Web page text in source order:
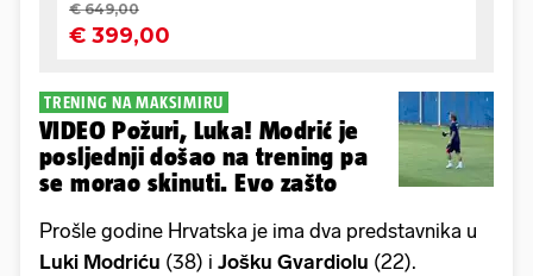
TRENING NA MAKSIMIRU
VIDEO Požuri, Luka! Modrić je
posljednji došao na trening pa
se morao skinuti. Evo zašto
Prošle godine Hrvatska je ima dva predstavnika u
Luki Modriću (38) i Jošku Gvardiolu (22).